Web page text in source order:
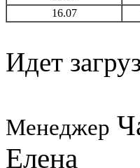
16.07
Идет
Менеджер
Елена